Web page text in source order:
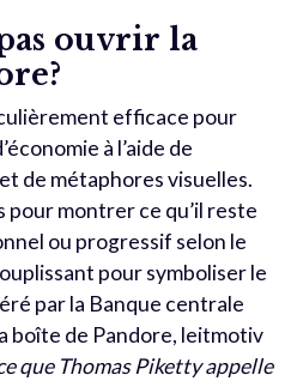
ouvrir la
efficace pour
à l’aide de
de métaphores visuelles.
pour montrer ce qu’il reste
ou progressif selon le
pour symboliser le
par la Banque centrale
boîte de Pandore, leitmotiv
que Thomas Piketty appelle